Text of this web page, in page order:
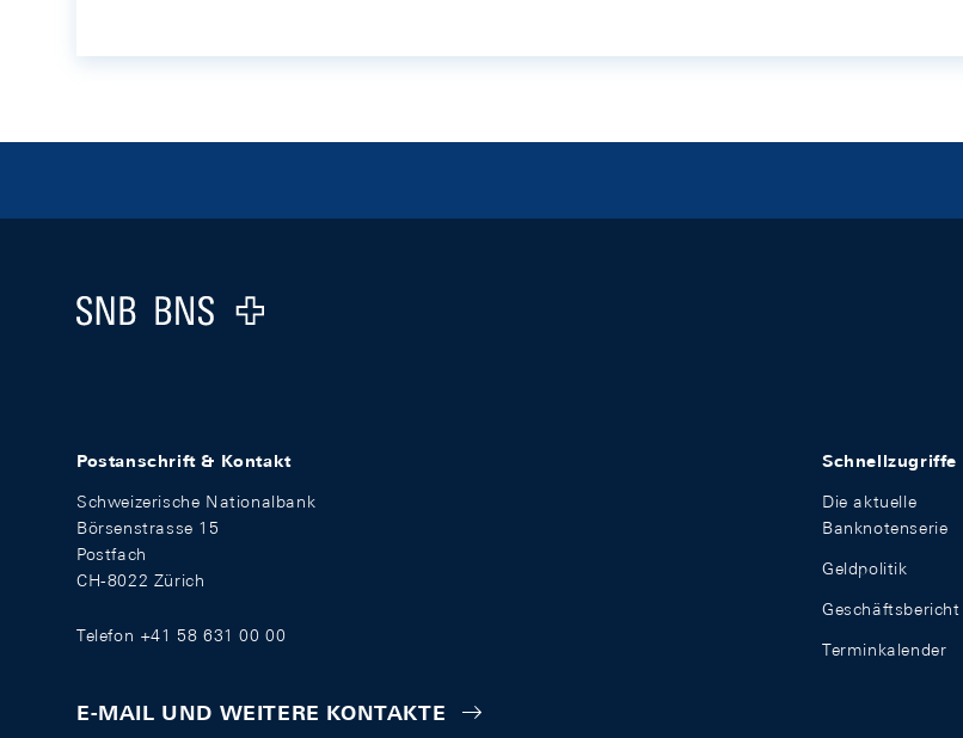
Logo
Postanschrift & Kontakt
Schweizerische Nationalbank
Börsenstrasse 15
Postfach
CH-8022 Zürich
Telefon +41 58 631 00 00
E-MAIL UND WEITERE KONTAKTE
Schnellzugriffe
Die aktuelle
Banknotenserie
Geldpolitik
Geschäftsbericht
Terminkalender